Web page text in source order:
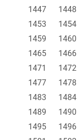
1447
1448
1453
1454
1459
1460
1465
1466
1471
1472
1477
1478
1483
1484
1489
1490
1495
1496